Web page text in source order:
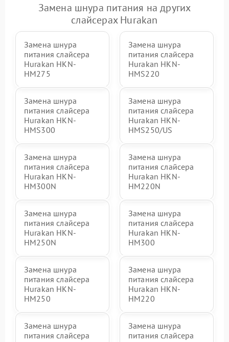
Замена шнура питания на других
слайсерах Hurakan
Замена шнура
питания слайсера
Hurakan HKN-
HM275
Замена шнура
питания слайсера
Hurakan HKN-
HMS220
Замена шнура
питания слайсера
Hurakan HKN-
HMS300
Замена шнура
питания слайсера
Hurakan HKN-
HMS250/US
Замена шнура
питания слайсера
Hurakan HKN-
HM300N
Замена шнура
питания слайсера
Hurakan HKN-
HM220N
Замена шнура
питания слайсера
Hurakan HKN-
HM250N
Замена шнура
питания слайсера
Hurakan HKN-
HM300
Замена шнура
питания слайсера
Hurakan HKN-
HM250
Замена шнура
питания слайсера
Hurakan HKN-
HM220
Замена шнура
питания слайсера
Замена шнура
питания слайсера